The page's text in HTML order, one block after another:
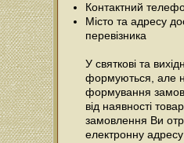
Контактний
Місто та адресу
перевізника
У святкові та
формуються, але
формування
від наявності
замовлення Ви
електронну